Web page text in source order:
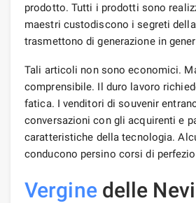
prodotto. Tutti i prodotti sono
maestri custodiscono i segreti
trasmettono di generazione in
Tali articoli non sono economici.
comprensibile. Il duro lavoro
fatica. I venditori di souvenir
conversazioni con gli acquirenti e
caratteristiche della tecnologia.
conducono persino corsi di
Verginedelle Nevi